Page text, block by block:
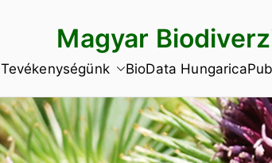
Magyar
Tevékenységünk BioData Hungarica